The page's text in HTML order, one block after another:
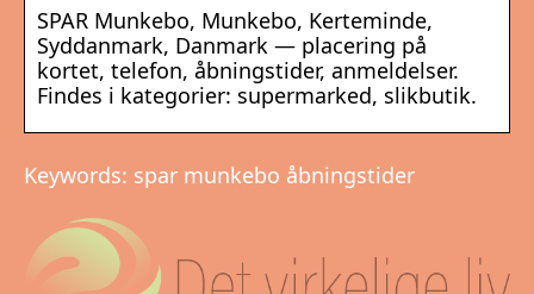
SPAR Munkebo, Munkebo, Kerteminde,
Syddanmark, Danmark — placering på
kortet, telefon, åbningstider, anmeldelser.
Findes i kategorier: supermarked, slikbutik.
Keywords: spar munkebo åbningstider